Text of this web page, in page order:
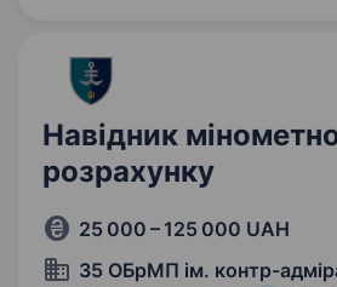
внесок…
Навідник
розрахунку
25 000 – 125 000 UAH
35 ОБрМП ім. контр-